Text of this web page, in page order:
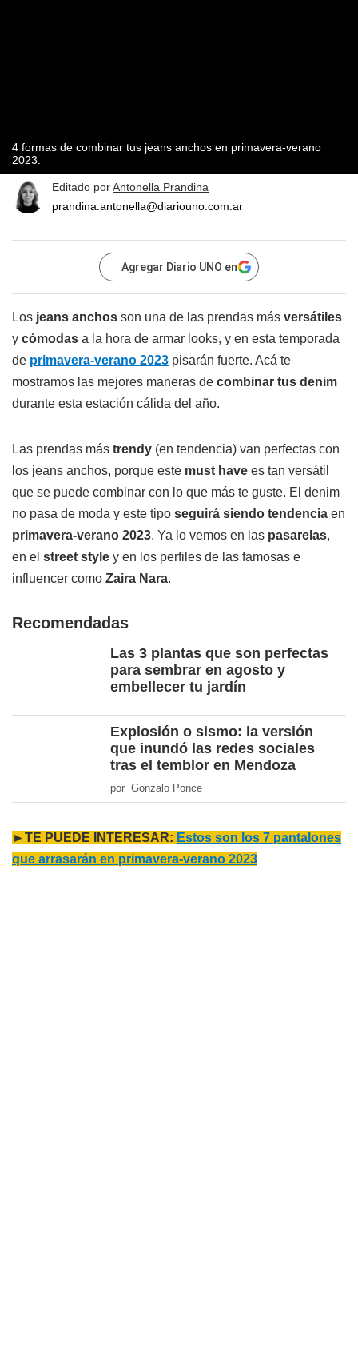
4 formas de combinar tus jeans anchos en primavera-verano
2023.
Editado porAntonella Prandina
prandina.antonella@diariouno.com.ar
Agregar Diario UNO en
Los jeans anchos son una de las prendas más versátiles
y cómodas a la hora de armar looks, y en esta temporada
de primavera-verano 2023 pisarán fuerte. Acá te
mostramos las mejores maneras de combinar tus denim
durante esta estación cálida del año.
Las prendas más trendy (en tendencia) van perfectas con
los jeans anchos, porque este must have es tan versátil
que se puede combinar con lo que más te guste. El denim
no pasa de moda y este tipo seguirá siendo tendencia en
primavera-verano 2023. Ya lo vemos en las pasarelas,
en el street style y en los perfiles de las famosas e
influencer como Zaira Nara.
Recomendadas
Las 3 plantas que son perfectas
para sembrar en agosto y
embellecer tu jardín
Explosión o sismo: la versión
que inundó las redes sociales
tras el temblor en Mendoza
por Gonzalo Ponce
►TE PUEDE INTERESAR: Estos son los 7 pantalones
que arrasarán en primavera-verano 2023